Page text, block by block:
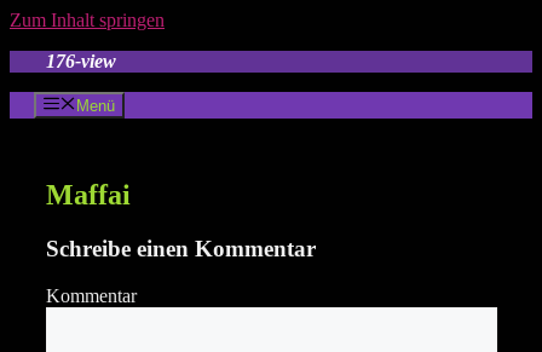
Zum Inhalt springen
176-view
Menü
Maffai
Schreibe einen Kommentar
Kommentar